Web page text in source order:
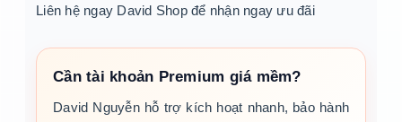
Liên hệ ngay David Shop để nhận ngay ưu đãi
Cần tài khoản Premium giá mềm?
David Nguyễn hỗ trợ kích hoạt nhanh, bảo hành